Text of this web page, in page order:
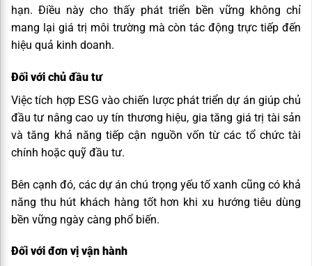
hạn. Điều này cho thấy phát triển bền vững không chỉ
mang lại giá trị môi trường mà còn tác động trực tiếp đến
hiệu quả kinh doanh.
Đối với chủ đầu tư
Việc tích hợp ESG vào chiến lược phát triển dự án giúp chủ
đầu tư nâng cao uy tín thương hiệu, gia tăng giá trị tài sản
và tăng khả năng tiếp cận nguồn vốn từ các tổ chức tài
chính hoặc quỹ đầu tư.
Bên cạnh đó, các dự án chú trọng yếu tố xanh cũng có khả
năng thu hút khách hàng tốt hơn khi xu hướng tiêu dùng
bền vững ngày càng phổ biến.
Đối với đơn vị vận hành